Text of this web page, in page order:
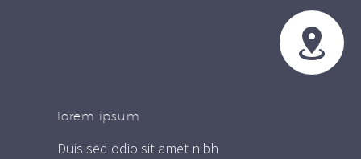


lorem ipsum
Duis sed odio sit amet nibh